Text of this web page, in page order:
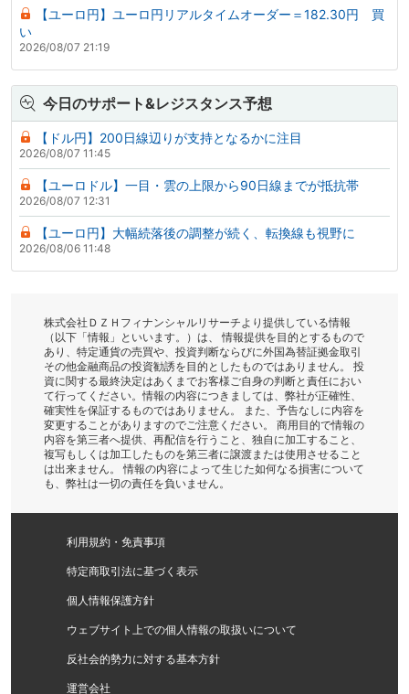
【ユーロ円】ユーロ円リアルタイムオーダー＝182.30円 買
い
2026/08/07 21:19
今日のサポート&レジスタンス予想
【ドル円】200日線辺りが支持となるかに注目
2026/08/07 11:45
【ユーロドル】一目・雲の上限から90日線までが抵抗帯
2026/08/07 12:31
【ユーロ円】大幅続落後の調整が続く、転換線も視野に
2026/08/06 11:48
株式会社ＤＺＨフィナンシャルリサーチより提供している情報
（以下「情報」といいます。）は、 情報提供を目的とするもので
あり、特定通貨の売買や、投資判断ならびに外国為替証拠金取引
その他金融商品の投資勧誘を目的としたものではありません。 投
資に関する最終決定はあくまでお客様ご自身の判断と責任におい
て行ってください。情報の内容につきましては、弊社が正確性、
確実性を保証するものではありません。 また、予告なしに内容を
変更することがありますのでご注意ください。 商用目的で情報の
内容を第三者へ提供、再配信を行うこと、独自に加工すること、
複写もしくは加工したものを第三者に譲渡または使用させること
は出来ません。 情報の内容によって生じた如何なる損害について
も、弊社は一切の責任を負いません。
利用規約・免責事項
特定商取引法に基づく表示
個人情報保護方針
ウェブサイト上での個人情報の取扱いについて
反社会的勢力に対する基本方針
運営会社